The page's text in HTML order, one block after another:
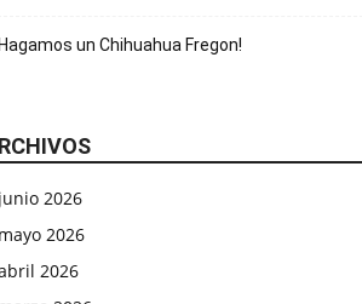
Hagamos un Chihuahua Fregon!
junio 2026
mayo 2026
2026